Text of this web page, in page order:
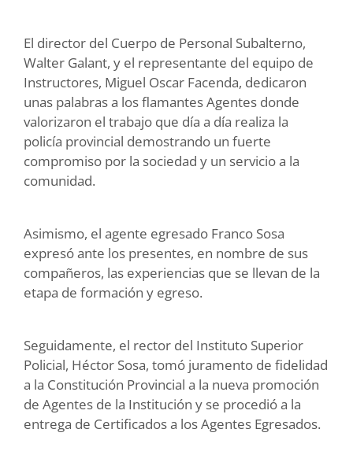
El director del Cuerpo de Personal Subalterno,
Walter Galant, y el representante del equipo de
Instructores, Miguel Oscar Facenda, dedicaron
unas palabras a los flamantes Agentes donde
valorizaron el trabajo que día a día realiza la
policía provincial demostrando un fuerte
compromiso por la sociedad y un servicio a la
comunidad.
Asimismo, el agente egresado Franco Sosa
expresó ante los presentes, en nombre de sus
compañeros, las experiencias que se llevan de la
etapa de formación y egreso.
Seguidamente, el rector del Instituto Superior
Policial, Héctor Sosa, tomó juramento de fidelidad
a la Constitución Provincial a la nueva promoción
de Agentes de la Institución y se procedió a la
entrega de Certificados a los Agentes Egresados.